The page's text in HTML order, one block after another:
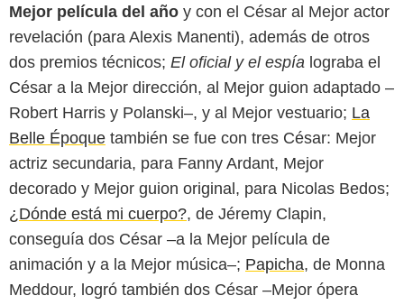
Mejor película del año y con el César al Mejor actor
revelación (para Alexis Manenti), además de otros
dos premios técnicos; El oficial y el espía lograba el
César a la Mejor dirección, al Mejor guion adaptado –
Robert Harris y Polanski–, y al Mejor vestuario; La
Belle Époque también se fue con tres César: Mejor
actriz secundaria, para Fanny Ardant, Mejor
decorado y Mejor guion original, para Nicolas Bedos;
¿Dónde está mi cuerpo?, de Jéremy Clapin,
conseguía dos César –a la Mejor película de
animación y a la Mejor música–; Papicha, de Monna
Meddour, logró también dos César –Mejor ópera